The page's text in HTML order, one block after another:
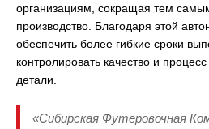
организациям, сокращая тем
производство. Благодаря этой
обеспечить более гибкие сроки
контролировать качество и
детали.
«Сибирская Футеровочная